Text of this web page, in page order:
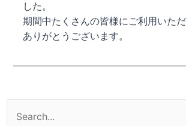
した。
期間中たくさんの皆様にご利用いただ
ありがとうございます。